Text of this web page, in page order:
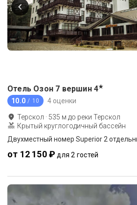
Отель Озон 7 вершин 4★
10.0 / 10 4 оценки
Терскол · 535 м до реки Терскол
Крытый круглогодичный бассейн
Двухместный номер Superior 2
от 12 150 ₽ для 2 гостей